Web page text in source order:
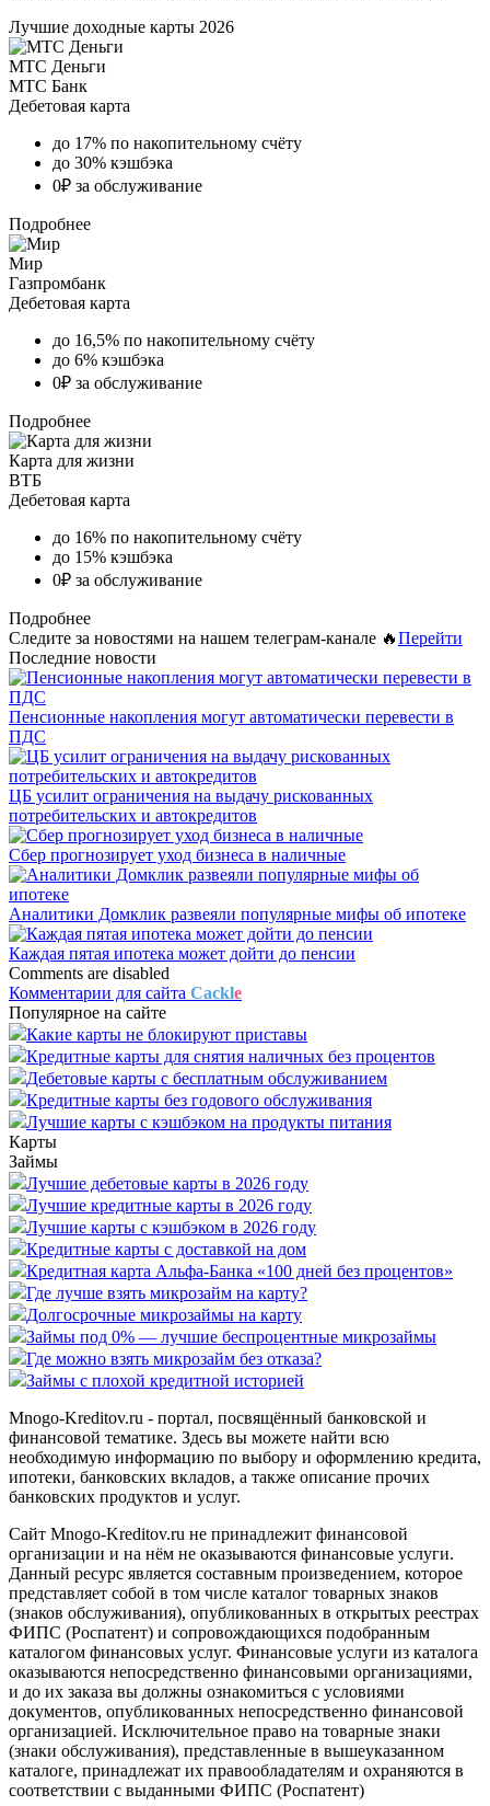
Лучшие доходные карты 2026
МТС Деньги
МТС Банк
Дебетовая карта
до 17% по накопительному счёту
до 30% кэшбэка
0₽ за обслуживание
Подробнее
Мир
Газпромбанк
Дебетовая карта
до 16,5% по накопительному счёту
до 6% кэшбэка
0₽ за обслуживание
Подробнее
Карта для жизни
ВТБ
Дебетовая карта
до 16% по накопительному счёту
до 15% кэшбэка
0₽ за обслуживание
Подробнее
Следите за новостями на нашем телеграм-канале 🔥Перейти
Последние новости
Пенсионные накопления могут автоматически перевести в
ПДС
ЦБ усилит ограничения на выдачу рискованных
потребительских и автокредитов
Сбер прогнозирует уход бизнеса в наличные
Аналитики Домклик развеяли популярные мифы об ипотеке
Каждая пятая ипотека может дойти до пенсии
Comments are disabled
Комментарии для сайта Cackle
Популярное на сайте
Какие карты не блокируют приставы
Кредитные карты для снятия наличных без процентов
Дебетовые карты с бесплатным обслуживанием
Кредитные карты без годового обслуживания
Лучшие карты с кэшбэком на продукты питания
Карты
Займы
Лучшие дебетовые карты в 2026 году
Лучшие кредитные карты в 2026 году
Лучшие карты с кэшбэком в 2026 году
Кредитные карты с доставкой на дом
Кредитная карта Альфа-Банка «100 дней без процентов»
Где лучше взять микрозайм на карту?
Долгосрочные микрозаймы на карту
Займы под 0% — лучшие беспроцентные микрозаймы
Где можно взять микрозайм без отказа?
Займы с плохой кредитной историей
Mnogo-Kreditov.ru - портал, посвящённый банковской и
финансовой тематике. Здесь вы можете найти всю
необходимую информацию по выбору и оформлению кредита,
ипотеки, банковских вкладов, а также описание прочих
банковских продуктов и услуг.
Сайт Mnogo-Kreditov.ru не принадлежит финансовой
организации и на нём не оказываются финансовые услуги.
Данный ресурс является составным произведением, которое
представляет собой в том числе каталог товарных знаков
(знаков обслуживания), опубликованных в открытых реестрах
ФИПС (Роспатент) и сопровождающихся подобранным
каталогом финансовых услуг. Финансовые услуги из каталога
оказываются непосредственно финансовыми организациями,
и до их заказа вы должны ознакомиться с условиями
документов, опубликованных непосредственно финансовой
организацией. Исключительное право на товарные знаки
(знаки обслуживания), представленные в вышеуказанном
каталоге, принадлежат их правообладателям и охраняются в
соответствии с выданными ФИПС (Роспатент)